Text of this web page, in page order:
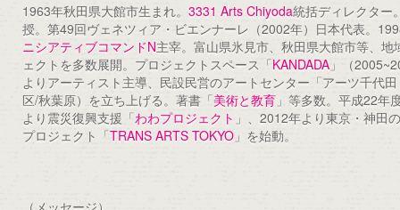
1963年秋田県大館市生まれ。 3331 Arts Chiyoda統括ディレクター
授。第49回ヴェネツィア・ビエンナーレ（2002年）日本代表。
ニシアティブコマンドN主宰。富山県氷見市、秋田県大館市等、
ェクトを多数展開。プロジェクトスペース「KANDADA 」（
よりアーティスト主導、民設民営のアートセンター「アーツ千代
区/秋葉原）を立ち上げる。著書「美術と教育 」等多数。平成22年
より震災復興支援「わわプロジェクト 」、2012年より東京・神田
プロジェクト「TRANS ARTS TOKYO 」を始動。
（メッセージ）